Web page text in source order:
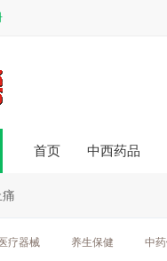
首页 中西药品
医疗器械 养生保健 中